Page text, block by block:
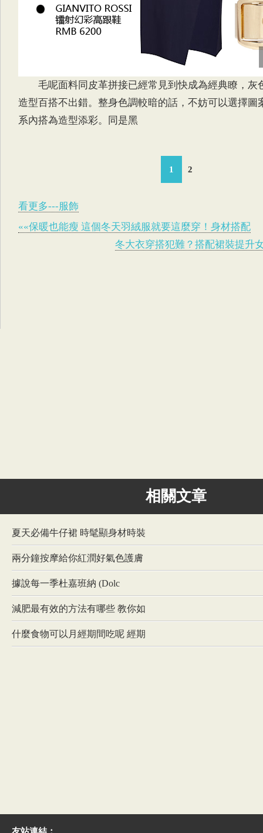
毛呢面料同皮革拼接已經常見到快成為經典瞭，灰
造型百搭不出錯。整身色調較暗的話，不妨可以選擇圖
系內搭為造型添彩。同是黑
1 2
看更多---服飾
««保暖也能瘦 這個冬天羽絨服就要這麼穿！身材搭配
冬大衣穿搭犯難？搭配裙裝提升
相關文章
夏天必備牛仔裙 時髦顯身材時裝
兩分鐘按摩給你紅潤好氣色護膚
據說每一季杜嘉班納 (Dolc
減肥最有效的方法有哪些 教你如
什麼食物可以月經期間吃呢 經期